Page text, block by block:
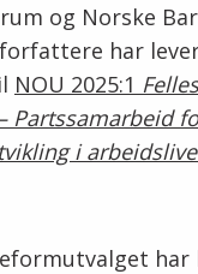
og Norske
har
NOU 2025:1
Partssamarbeid
i
har